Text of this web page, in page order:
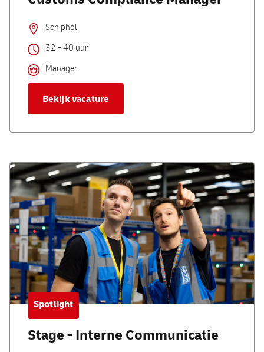
Schiphol
32 - 40 uur
Manager
Bekijk vacature
Spotlight
Stage - Interne Communicatie